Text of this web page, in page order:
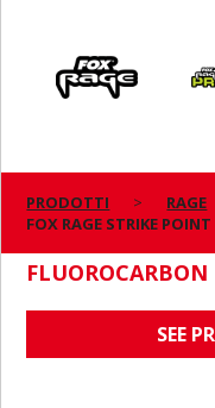
PRODOTTI RAGE
FOX RAGE STRIKE
SEE